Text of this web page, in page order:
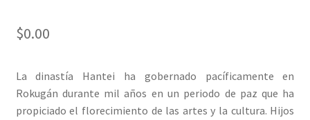
$0.00
La dinastía Hantei ha gobernado pacíficamente en
Rokugán durante mil años en un periodo de paz que ha
propiciado el florecimiento de las artes y la cultura. Hijos